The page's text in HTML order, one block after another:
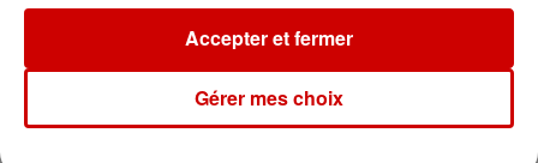
Newsletter
Gérer mes choix
Accepter et fermer